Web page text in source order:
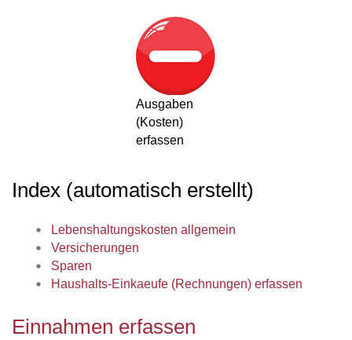
Ausgaben
(Kosten)
erfassen
Index (automatisch erstellt)
Lebenshaltungskosten allgemein
Versicherungen
Sparen
Haushalts-Einkaeufe (Rechnungen) erfassen
Einnahmen erfassen